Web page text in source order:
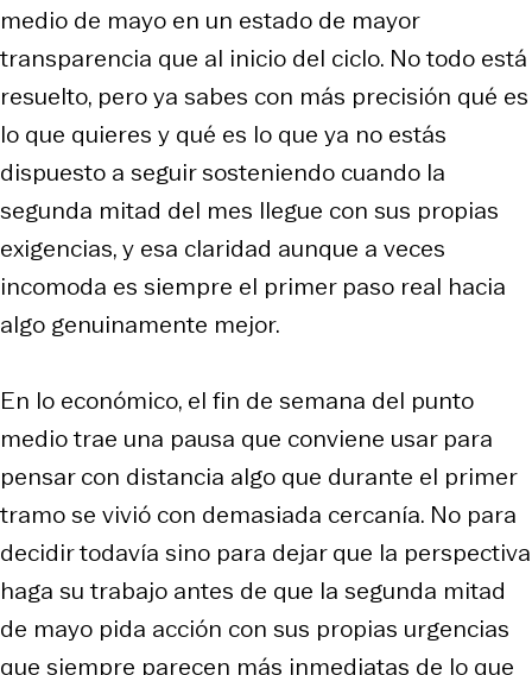
medio de mayo en un estado de mayor
transparencia que al inicio del ciclo. No todo está
resuelto, pero ya sabes con más precisión qué es
lo que quieres y qué es lo que ya no estás
dispuesto a seguir sosteniendo cuando la
segunda mitad del mes llegue con sus propias
exigencias, y esa claridad aunque a veces
incomoda es siempre el primer paso real hacia
algo genuinamente mejor.
En lo económico, el fin de semana del punto
medio trae una pausa que conviene usar para
pensar con distancia algo que durante el primer
tramo se vivió con demasiada cercanía. No para
decidir todavía sino para dejar que la perspectiva
haga su trabajo antes de que la segunda mitad
de mayo pida acción con sus propias urgencias
que siempre parecen más inmediatas de lo que